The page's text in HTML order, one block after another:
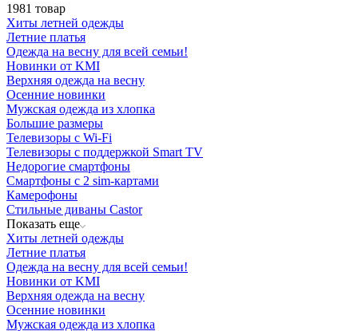
1981 товар
Хиты летней одежды
Летние платья
Одежда на весну для всей семьи!
Новинки от KMI
Верхняя одежда на весну
Осенние новинки
Мужская одежда из хлопка
Большие размеры
Телевизоры с Wi-Fi
Телевизоры с поддержкой Smart TV
Недорогие смартфоны
Смартфоны с 2 sim-картами
Камерофоны
Стильные диваны Castor
Показать еще
Хиты летней одежды
Летние платья
Одежда на весну для всей семьи!
Новинки от KMI
Верхняя одежда на весну
Осенние новинки
Мужская одежда из хлопка